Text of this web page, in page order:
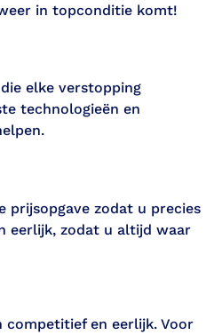
in topconditie komt!
elke verstopping
technologieën en
prijsopgave zodat u precies
eerlijk, zodat u altijd waar
competitief en eerlijk. Voor